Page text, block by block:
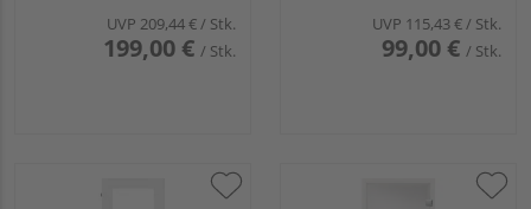
UVP 209,44 €/ Stk.
199,00 € / Stk.
UVP 115,43 €/ Stk.
99,00 € / Stk.